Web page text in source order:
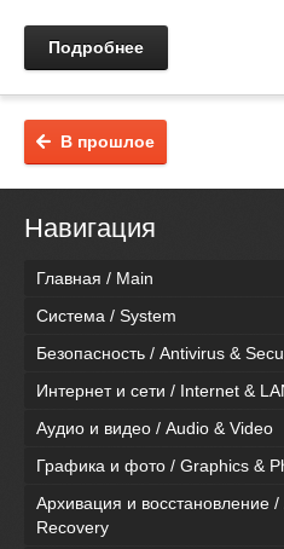
Подробнее
В прошлое
Навигация
Главная / Main
Система / System
Безопасность / Antivirus &
Интернет и сети / Internet &
Аудио и видео / Audio & Video
Графика и фото / Graphics &
Архивация и восстановление
Recovery